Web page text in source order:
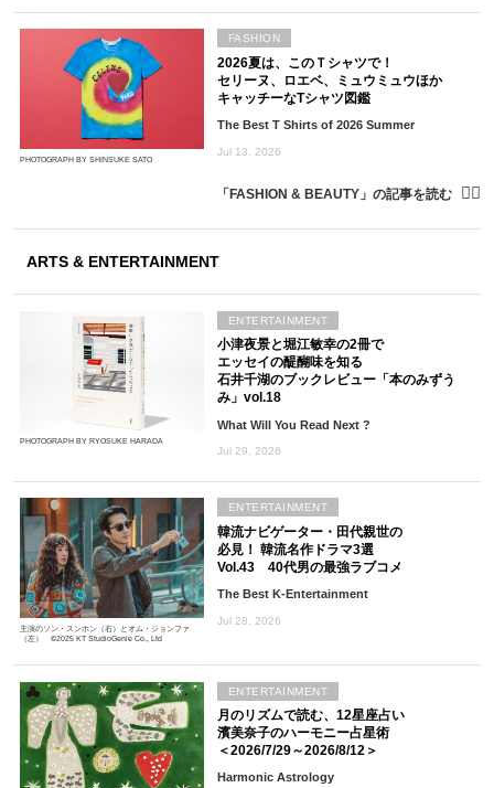
PHOTOGRAPH BY SHINSUKE SATO
2026夏は、このＴシャツで！
セリーヌ、ロエベ、ミュウミュウほか
キャッチーなTシャツ図鑑
The Best T Shirts of 2026 Summer
Jul 13, 2026
FASHION
「FASHION & BEAUTY」の記事を読む
ARTS & ENTERTAINMENT
PHOTOGRAPH BY RYOSUKE HARADA
小津夜景と堀江敏幸の2冊で
エッセイの醍醐味を知る
石井千湖のブックレビュー「本のみずう
み」vol.18
What Will You Read Next ?
Jul 29, 2026
ENTERTAINMENT
主演のソン・スンホン（右）とオム・ジョンファ
（左） ©2025 KT StudioGenie Co., Ltd
韓流ナビゲーター・田代親世の
必見！ 韓流名作ドラマ3選
Vol.43 40代男の最強ラブコメ
The Best K-Entertainment
Jul 28, 2026
ENTERTAINMENT
月のリズムで読む、12星座占い
濱美奈子のハーモニー占星術
＜2026/7/29～2026/8/12＞
Harmonic Astrology
ENTERTAINMENT